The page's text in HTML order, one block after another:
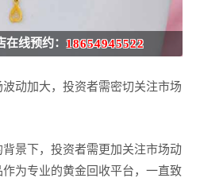
在线预约：18654945522
动加大，投资者需密切关注市场
景下，投资者需更加关注市场动
为专业的黄金回收平台，一直致